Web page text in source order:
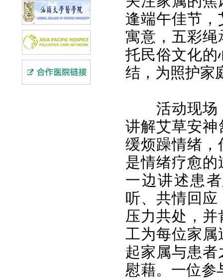
逢端午佳节
寓意，五彩
托民俗文化
结，为照护家
活动现场
讲解艾草安
缓烦躁情绪
是情绪疗愈
一边讲述患
听、共情回
压力共处，
工为每位家
起家属与患
慰藉。一位参